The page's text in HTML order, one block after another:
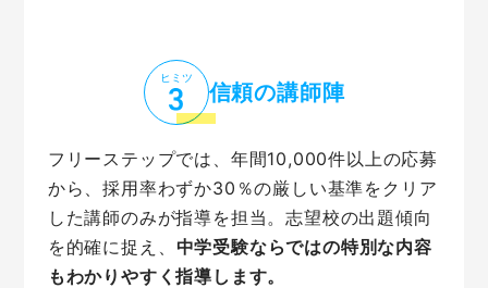
ヒミツ
信頼の講師陣
フリーステップでは、年間10,000件以上の応募
から、採用率わずか30％の厳しい基準をクリア
した講師のみが指導を担当。志望校の出題傾向
を的確に捉え、 中学受験ならではの特別な内容
もわかりやすく指導します。